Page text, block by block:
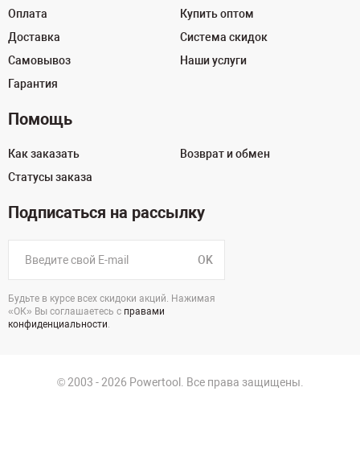
Оплата
Доставка
Самовывоз
Гарантия
Купить оптом
Система скидок
Наши услуги
Помощь
Как заказать
Статусы заказа
Возврат и обмен
Подписаться на рассылку
OK
Будьте в курсе всех скидоки акций. Нажимая
«ОК» Вы соглашаетесь с правами
конфиденциальности.
© 2003 - 2026 Powertool. Все права защищены.